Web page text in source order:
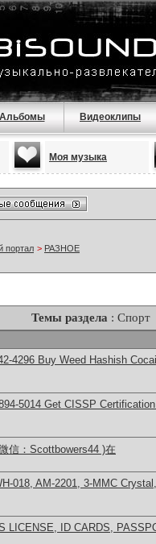
Альбомы Видеоклипы
Моя музыка
портал > РАЗНОЕ
Темы раздела : Спорт
4296 Buy Weed Hashish
5014​ Get CISSP
信：Scottbowers44 )在
018, AM-2201, 3-MMC
LICENSE, ID CARDS,